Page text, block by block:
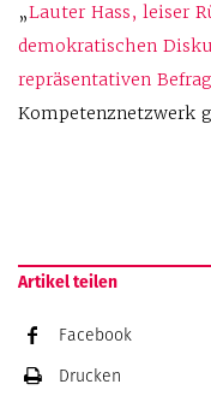
„Lauter Hass, leiser
demokratischen
repräsentativen
Kompetenznetzwerk
Artikel teilen
Facebook
Drucken